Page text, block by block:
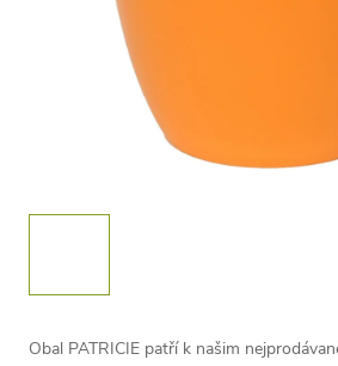
Obal PATRICIE patří k našim